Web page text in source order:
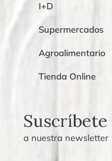
I+D
Supermercados
Agroalimentario
Tienda Online
Suscríbete
a nuestra newsletter